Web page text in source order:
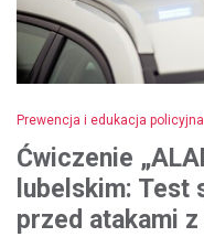
Prewencja i edukacja policyjna
Ćwiczenie
lubelskim: Test
przed atakami